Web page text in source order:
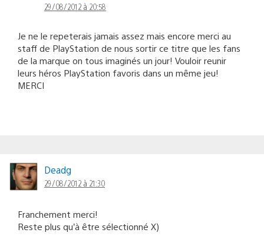
29/08/2012 à 20:58
Je ne le repeterais jamais assez mais encore merci au
staff de PlayStation de nous sortir ce titre que les fans
de la marque on tous imaginés un jour! Vouloir reunir
leurs héros PlayStation favoris dans un même jeu!
MERCI
Deadg
29/08/2012 à 21:30
Franchement merci!
Reste plus qu’à être sélectionné X)